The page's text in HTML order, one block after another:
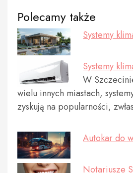
Polecamy także
Systemy
Systemy
W
wielu innych miastach,
zyskują na popularności,
Autokar do
Notariusze